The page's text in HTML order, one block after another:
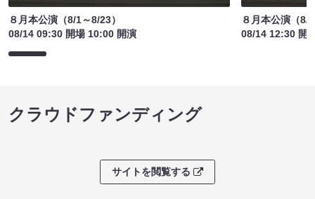
８月本公演（8/1～8/23）
08/14 09:30 開場 10:00 開演
８月本公演（8/
08/14 12:30 開
クラウドファンディング
サイトを閲覧する